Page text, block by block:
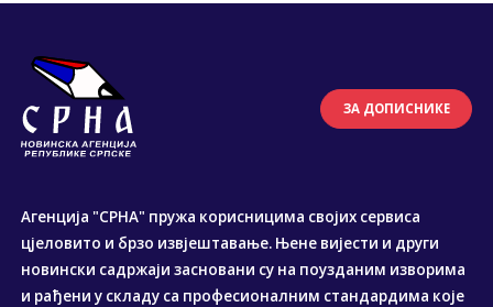
ЗА ДОПИСНИКЕ
Агенција "СРНА" пружа корисницима својих сервиса
цјеловито и брзо извјештавање. Њене вијести и други
новински садржаји засновани су на поузданим изворима
и рађени у складу са професионалним стандардима које